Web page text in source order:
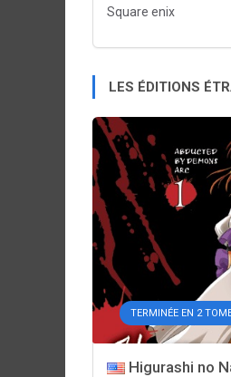
Square enix
LES ÉDITIONS
TERMINÉE EN 2
Higurashi no